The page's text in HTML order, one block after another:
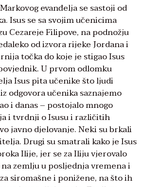
evanđelja se sastoji od
Isus se sa svojim učenicima
Cezareje Filipove, na podnožju
od izvora rijeke Jordana i
točka do koje je stigao Isus
U prvom odlomku
Isus pita učenike što ljudi
odgovora učenika saznajemo
i danas – postojalo mnogo
i tvrdnji o Isusu i različitih
javno djelovanje. Neki su brkali
Drugi su smatrali kako je Isus
Ilije, jer se za Iliju vjerovalo
zemlju u posljednja vremena i
siromašne i ponižene, na što ih